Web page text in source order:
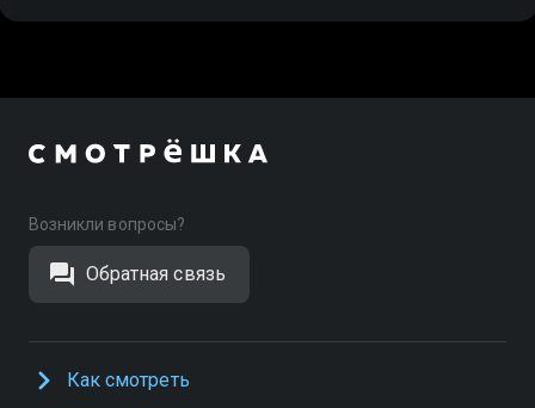
Возникли вопросы?
Обратная связь
Как смотреть